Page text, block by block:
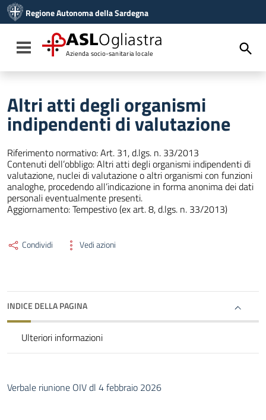
Vai al menu di navigazione
Vai al footer
Regione Autonoma della Sardegna
Toggle navigation
ASLOgliastra
Azienda socio-sanitaria locale
Altri atti degli organismi
indipendenti di valutazione
Riferimento normativo: Art. 31, d.lgs. n. 33/2013
Contenuti dell’obbligo: Altri atti degli organismi indipendenti di
valutazione, nuclei di valutazione o altri organismi con funzioni
analoghe, procedendo all’indicazione in forma anonima dei dati
personali eventualmente presenti.
Aggiornamento: Tempestivo (ex art. 8, d.lgs. n. 33/2013)
Condividi Vedi azioni
INDICE DELLA PAGINA
Ulteriori informazioni
Verbale riunione OIV dl 4 febbraio 2026